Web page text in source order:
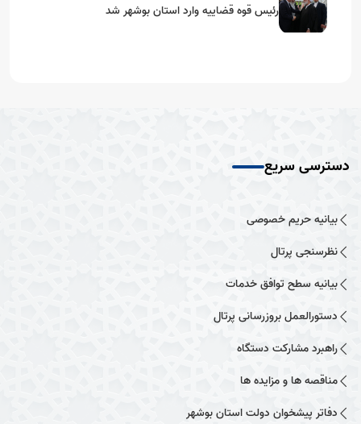
رئیس قوه قضاییه وارد استان بوشهر شد
دسترسی سریع
بیانیه حریم خصوصی
نظرسنجی پرتال
بیانیه سطح توافق خدمات
دستورالعمل بروزرسانی پرتال
راهبرد مشارکت دستگاه
مناقصه ها و مزایده ها
دفاتر پیشخوان دولت استان بوشهر